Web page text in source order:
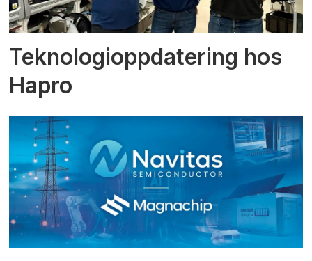
Teknologioppdatering hos
Hapro